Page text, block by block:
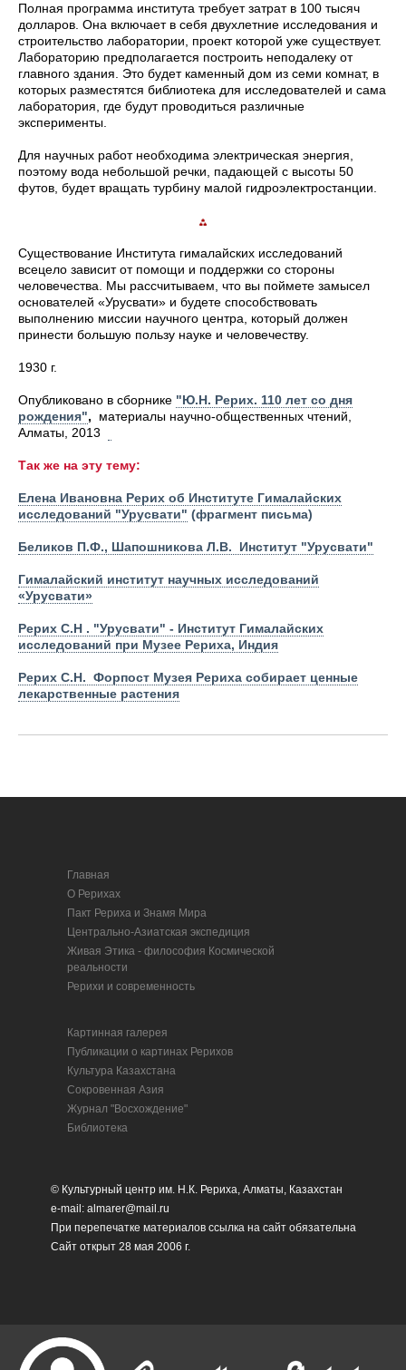
Полная программа института требует затрат в 100 тысяч
долларов. Она включает в себя двухлетние исследования и
строительство лаборатории, проект которой уже существует.
Лабораторию предполагается построить неподалеку от
главного здания. Это будет каменный дом из семи комнат, в
которых разместятся библиотека для исследователей и сама
лаборатория, где будут проводиться различные
эксперименты.
Для научных работ необходима электрическая энергия,
поэтому вода небольшой речки, падающей с высоты 50
футов, будет вращать турбину малой гидроэлектростанции.
Существование Института гималайских исследований
всецело зависит от помощи и поддержки со стороны
человечества. Мы рассчитываем, что вы поймете замысел
основателей «Урусвати» и будете способствовать
выполнению миссии научного центра, который должен
принести большую пользу науке и человечеству.
1930 г.
Опубликовано в сборнике "Ю.Н. Рерих. 110 лет со дня
рождения", материалы научно-общественных чтений,
Алматы, 2013
Так же на эту тему:
Елена Ивановна Рерих об Институте Гималайских
исследований "Урусвати" (фрагмент письма)
Беликов П.Ф., Шапошникова Л.В. Институт "Урусвати"
Гималайский институт научных исследований
«Урусвати»
Рерих С.Н . "Урусвати" - Институт Гималайских
исследований при Музее Рериха, Индия
Рерих С.Н. Форпост Музея Рериха собирает ценные
лекарственные растения
Главная
О Рерихах
Пакт Рериха и Знамя Мира
Центрально-Азиатская экспедиция
Живая Этика - философия Космической
реальности
Рерихи и современность
Картинная галерея
Публикации о картинах Рерихов
Культура Казахстана
Сокровенная Азия
Журнал "Восхождение"
Библиотека
© Культурный центр им. Н.К. Рериха, Алматы, Казахстан
e-mail: almarer@mail.ru
При перепечатке материалов ссылка на сайт обязательна
Сайт открыт 28 мая 2006 г.